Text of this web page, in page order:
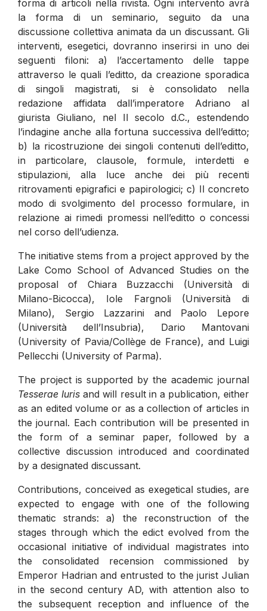
forma di articoli nella rivista. Ogni intervento avrà
la forma di un seminario, seguito da una
discussione collettiva animata da un discussant. Gli
interventi, esegetici, dovranno inserirsi in uno dei
seguenti filoni: a) l’accertamento delle tappe
attraverso le quali l’editto, da creazione sporadica
di singoli magistrati, si è consolidato nella
redazione affidata dall’imperatore Adriano al
giurista Giuliano, nel II secolo d.C., estendendo
l’indagine anche alla fortuna successiva dell’editto;
b) la ricostruzione dei singoli contenuti dell’editto,
in particolare, clausole, formule, interdetti e
stipulazioni, alla luce anche dei più recenti
ritrovamenti epigrafici e papirologici; c) Il concreto
modo di svolgimento del processo formulare, in
relazione ai rimedi promessi nell’editto o concessi
nel corso dell’udienza.
The initiative stems from a project approved by the
Lake Como School of Advanced Studies on the
proposal of Chiara Buzzacchi (Università di
Milano-Bicocca), Iole Fargnoli (Università di
Milano), Sergio Lazzarini and Paolo Lepore
(Università dell’Insubria), Dario Mantovani
(University of Pavia/Collège de France), and Luigi
Pellecchi (University of Parma).
The project is supported by the academic journal
Tesserae Iuris and will result in a publication, either
as an edited volume or as a collection of articles in
the journal. Each contribution will be presented in
the form of a seminar paper, followed by a
collective discussion introduced and coordinated
by a designated discussant.
Contributions, conceived as exegetical studies, are
expected to engage with one of the following
thematic strands: a) the reconstruction of the
stages through which the edict evolved from the
occasional initiative of individual magistrates into
the consolidated recension commissioned by
Emperor Hadrian and entrusted to the jurist Julian
in the second century AD, with attention also to
the subsequent reception and influence of the